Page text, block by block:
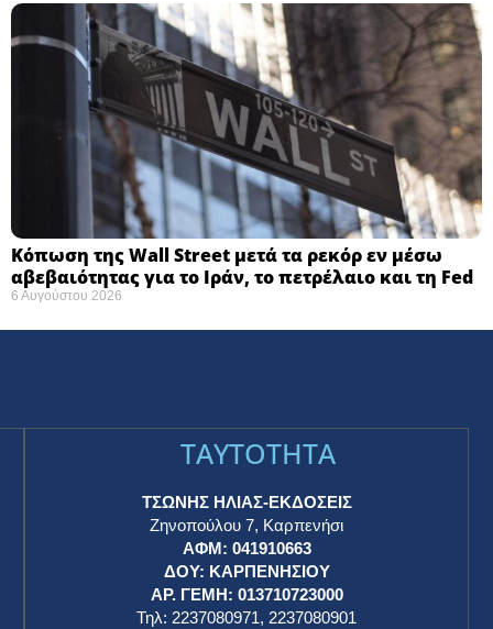
Κόπωση της Wall Street μετά τα ρεκόρ εν μέσω
αβεβαιότητας για το Ιράν, το πετρέλαιο και τη Fed
6 Αυγούστου 2026
TAYTOTHTA
ΤΣΩΝΗΣ ΗΛΙΑΣ-ΕΚΔΟΣΕΙΣ
Ζηνοπούλου 7, Καρπενήσι
ΑΦΜ: 041910663
ΔΟΥ: ΚΑΡΠΕΝΗΣΙΟΥ
ΑΡ. ΓΕΜΗ: 013710723000
Τηλ: 2237080971, 2237080901